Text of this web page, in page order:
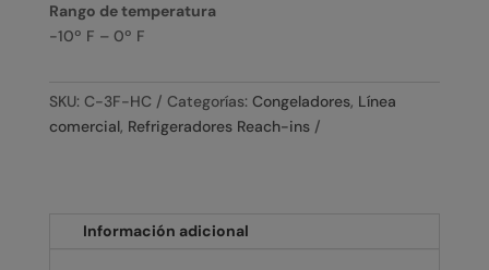
Rango de temperatura
-10º F – 0º F
SKU: C-3F-HC Categorías: Congeladores, Línea
comercial, Refrigeradores Reach-ins
Información adicional